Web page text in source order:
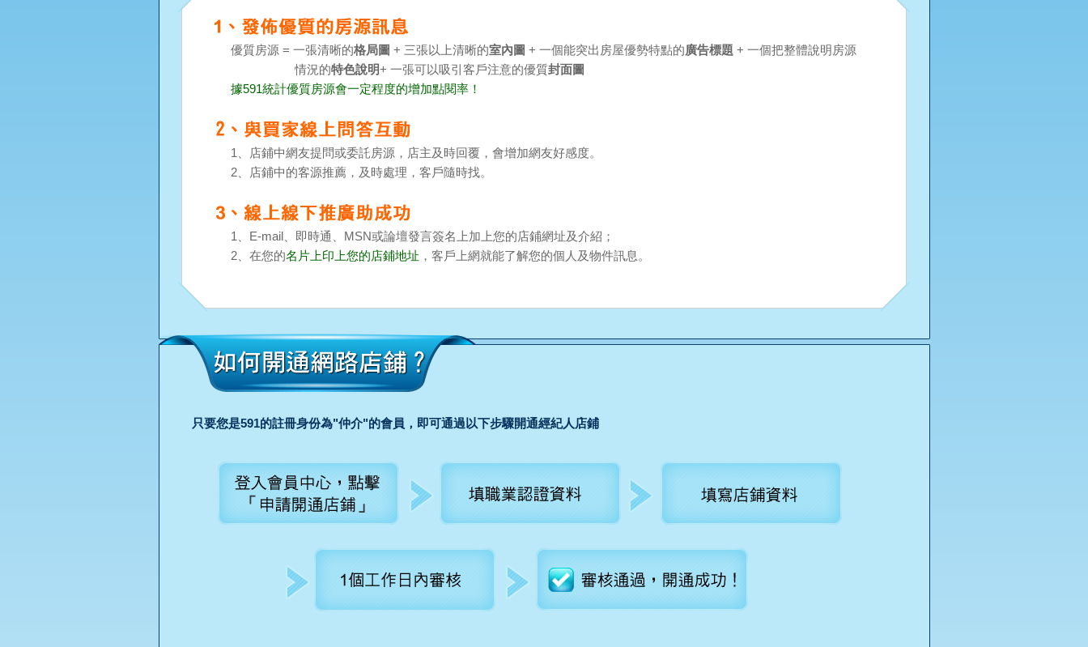
優質房源 = 一張清晰的格局圖 + 三張以上清晰的室內圖 + 一個能突出房屋優勢特點的廣告標題 + 一個把整體說明房源
情況的特色說明+ 一張可以吸引客戶注意的優質封面圖
據591統計優質房源會一定程度的增加點閱率！
1、店鋪中網友提問或委託房源，店主及時回覆，會增加網友好感度。
2、店鋪中的客源推薦，及時處理，客戶隨時找。
1、E-mail、即時通、MSN或論壇發言簽名上加上您的店鋪網址及介紹；
2、在您的名片上印上您的店鋪地址 ，客戶上網就能了解您的個人及物件訊息。
只要您是591的註冊身份為"仲介"的會員，即可通過以下步驟開通經紀人店鋪